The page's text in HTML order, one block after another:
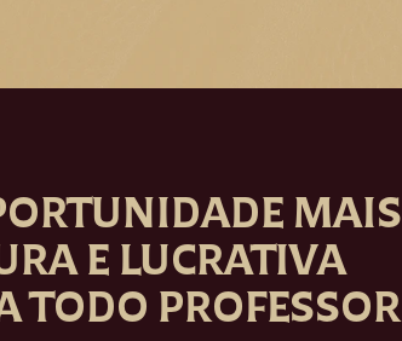
MAIS
E LUCRATIVA
TODO PROFESSOR